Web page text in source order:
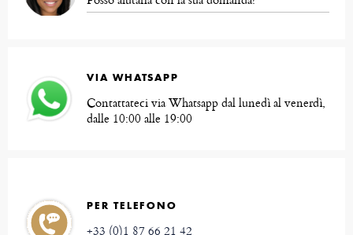
VIA WHATSAPP
Contattateci via Whatsapp dal lunedì al venerdì,
dalle 10:00 alle 19:00
PER TELEFONO
+33 (0)1 87 66 21 42